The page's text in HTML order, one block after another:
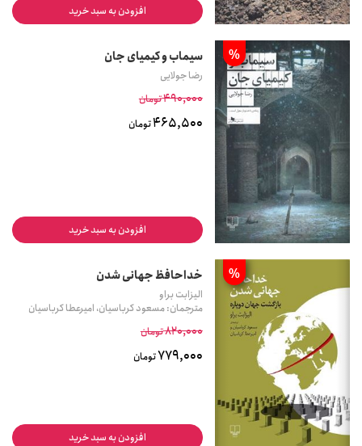
افزودن به سبد خرید
% سیماب و کیمیای جان
رضا جولایی
490,000تومان
465,500تومان
افزودن به سبد خرید
% خداحافظ جهانی شدن
الیزابت براو
مترجمان: مسعود کرباسیان، امیرعطا کرباسیان
820,000تومان
779,000تومان
افزودن به سبد خرید